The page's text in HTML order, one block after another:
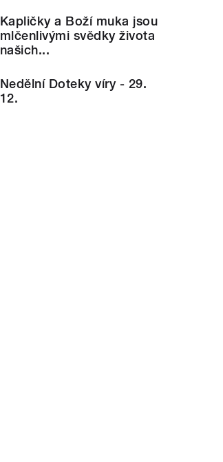
Kapličky a Boží muka jsou
mlčenlivými svědky života
našich...
Nedělní Doteky víry - 29.
12.